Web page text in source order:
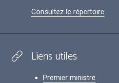
Consultez le répertoire
Liens utiles
Premier ministre